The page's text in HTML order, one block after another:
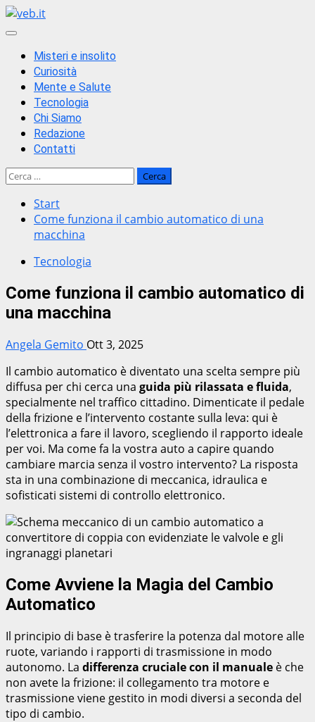
Zum
Inhalt
Primäres
MenüMisteri e insolito
Curiosità
Mente e Salute
Tecnologia
Chi Siamo
Redazione
Contatti
Ricerca
Start
Come funziona il cambio automatico di una
macchina
Tecnologia
Come funziona il cambio automatico di
una macchina
Angela Gemito Ott 3, 2025
Il cambio automatico è diventato una scelta sempre più
diffusa per chi cerca una guida più rilassata e fluida,
specialmente nel traffico cittadino. Dimenticate il pedale
della frizione e l’intervento costante sulla leva: qui è
l’elettronica a fare il lavoro, scegliendo il rapporto ideale
per voi. Ma come fa la vostra auto a capire quando
cambiare marcia senza il vostro intervento? La risposta
sta in una combinazione di meccanica, idraulica e
sofisticati sistemi di controllo elettronico.
Come Avviene la Magia del Cambio
Automatico
Il principio di base è trasferire la potenza dal motore alle
ruote, variando i rapporti di trasmissione in modo
autonomo. La differenza cruciale con il manuale è che
non avete la frizione: il collegamento tra motore e
trasmissione viene gestito in modi diversi a seconda del
tipo di cambio.